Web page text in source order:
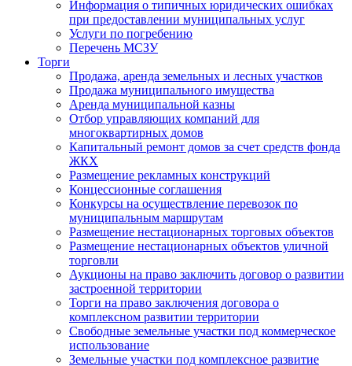
Информация о типичных юридических ошибках
при предоставлении муниципальных услуг
Услуги по погребению
Перечень МСЗУ
Торги
Продажа, аренда земельных и лесных участков
Продажа муниципального имущества
Аренда муниципальной казны
Отбор управляющих компаний для
многоквартирных домов
Капитальный ремонт домов за счет средств фонда
ЖКХ
Размещение рекламных конструкций
Концессионные соглашения
Конкурсы на осуществление перевозок по
муниципальным маршрутам
Размещение нестационарных торговых объектов
Размещение нестационарных объектов уличной
торговли
Аукционы на право заключить договор о развитии
застроенной территории
Торги на право заключения договора о
комплексном развитии территории
Свободные земельные участки под коммерческое
использование
Земельные участки под комплексное развитие